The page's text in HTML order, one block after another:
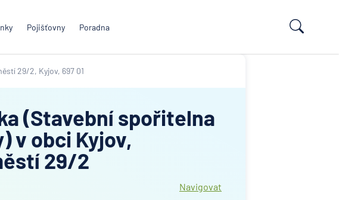
Pojišťovny Poradna
29/2, Kyjov, 697 01
(Stavební spořitelna
v obci Kyjov,
29/2
Navigovat